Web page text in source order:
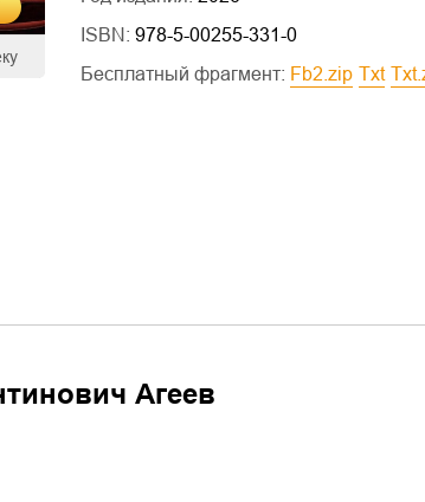
ISBN: 978-5-00255-331-0
Бесплатный фрагмент:
fb2.zip txt
Агеев